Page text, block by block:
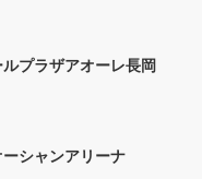
プラザアオーレ長岡
シャンアリーナ